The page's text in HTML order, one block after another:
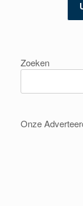
Zoeken
Onze